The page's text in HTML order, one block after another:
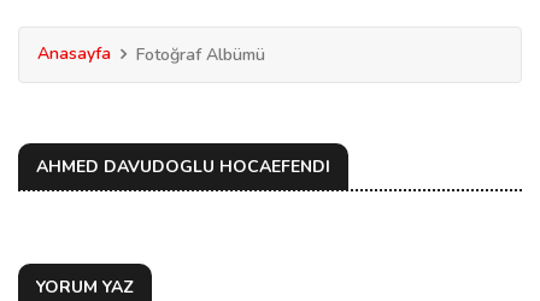
Anasayfa Fotoğraf Albümü
AHMED DAVUDOGLU HOCAEFENDI
YORUM YAZ